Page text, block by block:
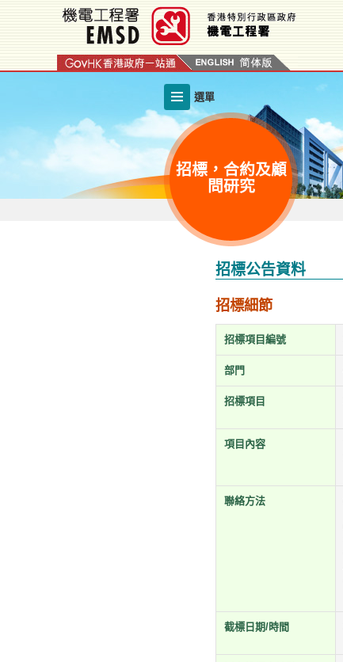
容
選單
招標，合約及顧
問研究
招標公告資料
招標細節
招標項目編號
部門
招標項目
項目內容
聯絡方法
截標日期/時間